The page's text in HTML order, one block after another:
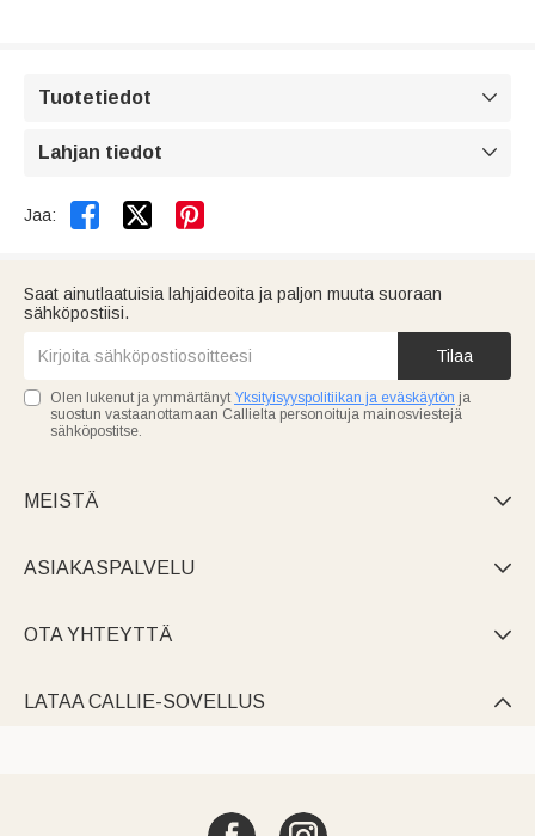
Tuotetiedot 
Lahjan tiedot 
Jaa:  
Saat ainutlaatuisia lahjaideoita ja paljon muuta suoraan
sähköpostiisi.
Tilaa
Olen lukenut ja ymmärtänyt Yksityisyyspolitiikan ja eväskäytön ja
suostun vastaanottamaan Callielta personoituja mainosviestejä
sähköpostitse.
MEISTÄ 
ASIAKASPALVELU 
OTA YHTEYTTÄ 
LATAA CALLIE-SOVELLUS 